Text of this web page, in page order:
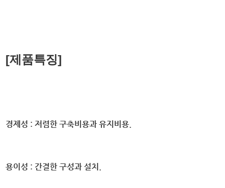
[제품특징]
경제성 : 저렴한 구축비용과 유지비용.
용이성 : 간결한 구성과 설치.